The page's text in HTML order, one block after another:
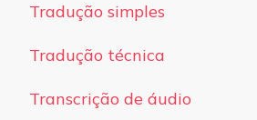
Tradução simples
Tradução técnica
Transcrição de áudio